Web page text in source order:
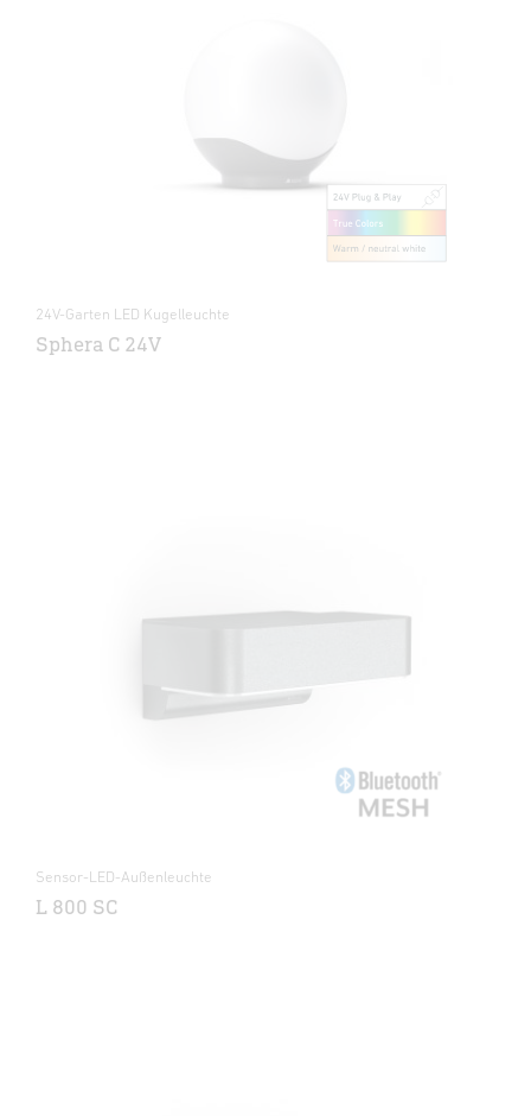
24V-Garten LED Kugelleuchte
Sphera C 24V
Sensor-LED-Außenleuchte
L 800 SC